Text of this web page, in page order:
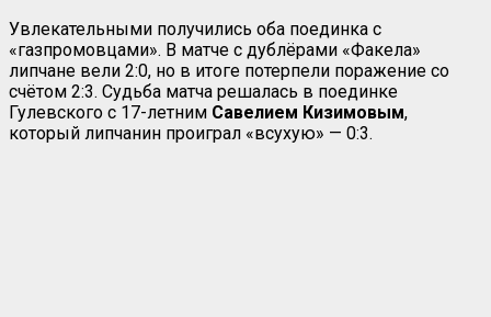
Увлекательными получились оба поединка с
«газпромовцами». В матче с дублёрами «Факела»
липчане вели 2:0, но в итоге потерпели поражение со
счётом 2:3. Судьба матча решалась в поединке
Гулевского с 17-летним Савелием Кизимовым,
который липчанин проиграл «всухую» — 0:3.